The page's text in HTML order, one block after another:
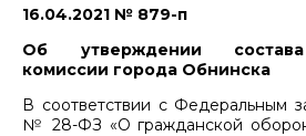
16.04.2021 № 879-п
Об утверждении состава
комиссии города Обнинска
В соответствии с Федеральным
№ 28-ФЗ «О гражданской